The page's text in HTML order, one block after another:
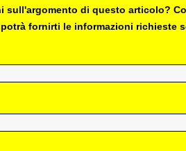
sull'argomento di questo articolo?
fornirti le informazioni richieste